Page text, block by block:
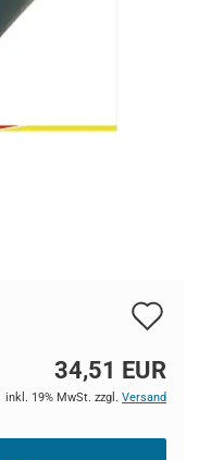
34,51 EUR
inkl. 19% MwSt. zzgl. Versand